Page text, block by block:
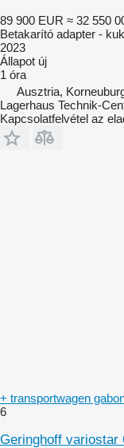
89 900 EUR ≈ 32 550
Betakarító adapter -
2023
Állapot új
1 óra
Ausztria,
Lagerhaus Technik-
Kapcsolatfelvétel az
+ transportwagen
6
Geringhoff variostar